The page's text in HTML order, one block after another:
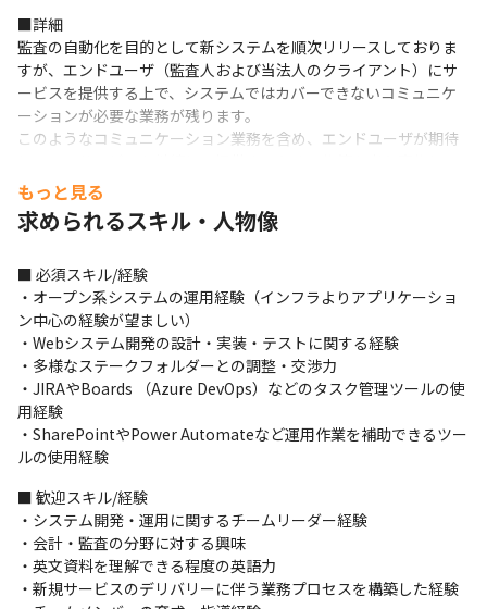
■詳細
監査の自動化を目的として新システムを順次リリースしておりま
すが、エンドユーザ（監査人および当法人のクライアント）にサ
ービスを提供する上で、システムではカバーできないコミュニケ
ーションが必要な業務が残ります。
このようなコミュニケーション業務を含め、エンドユーザが期待
いく役割となります。
デリバリーチームとして独立するのではなく、プロダクトチーム
の一員となってデリバリー業務を遂行していただきます。
・サービス提供時に必要となるエンドユーザ/サービス提供者の業
務手順を整理し、適切に実施されていることを確認
・エンドユーザ側からフィードバックを受ける仕組みを構築し、
さらにフィードバック内容を整理してサービス向上につながる施
策を提案
・インフラチームとコミュニケーションを常にとりサービスに影
響を与える事象を把握して関係者に通知
・システム障害発生時におけるエンドユーザ、開発者、インフラ
チームとのコミュニケーション/作業フローを明確にし、サービス
■担当プロダクトの一例
・監査クライアントが利用する会計/開示システムから当法人への
データ連携にかかわるプロダクト
もっと見る
求められるスキル・人物像
■ 必須スキル/経験
・オープン系システムの運用経験（インフラよりアプリケーショ
ン中心の経験が望ましい）
・Webシステム開発の設計・実装・テストに関する経験
・多様なステークフォルダーとの調整・交渉力
・JIRAやBoards （Azure DevOps）などのタスク管理ツールの使
用経験
・SharePointやPower Automateなど運用作業を補助できるツー
ルの使用経験
■ 歓迎スキル/経験
・システム開発・運用に関するチームリーダー経験
・会計・監査の分野に対する興味
・英文資料を理解できる程度の英語力
・新規サービスのデリバリーに伴う業務プロセスを構築した経験